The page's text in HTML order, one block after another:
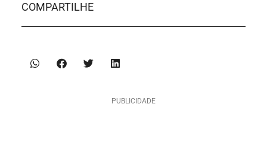
COMPARTILHE
PUBLICIDADE